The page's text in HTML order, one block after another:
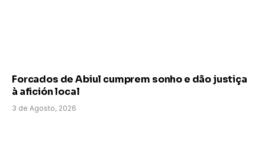
Forcados de Abiul cumprem sonho e dão justiça
à afición local
3 de Agosto, 2026